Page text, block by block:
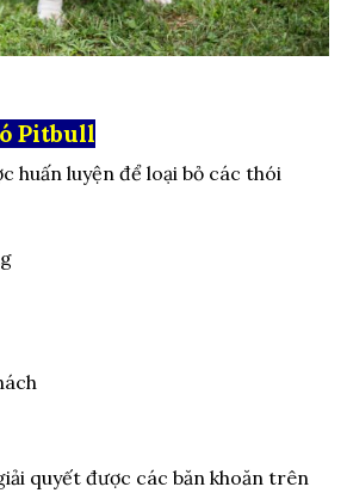
Pitbull
huấn luyện để loại bỏ các thói
quyết được các băn khoăn trên